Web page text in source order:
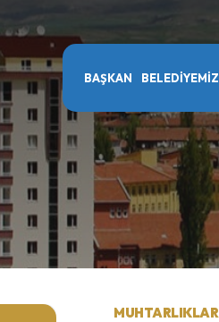
BAŞKAN BELEDİYEMİZ
MUHTARLIKLAR